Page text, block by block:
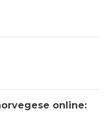
online: